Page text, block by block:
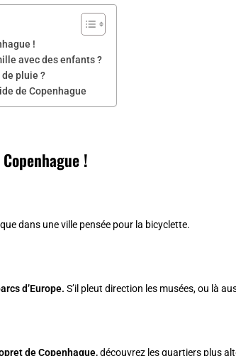
!
avec des enfants ?
pluie ?
de Copenhague
Copenhague !
dans une ville pensée pour la bicyclette.
d’Europe.S’il pleut direction les musées, ou là
de Copenhague,découvrez les quartiers plus